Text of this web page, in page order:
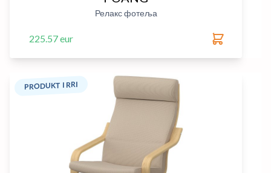
Релакс фотеља
225.57 eur
PRODUKT I RRI